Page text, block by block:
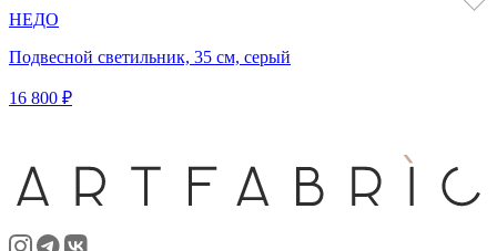
НЕДО
Подвесной светильник, 35 см, серый
16 800 ₽